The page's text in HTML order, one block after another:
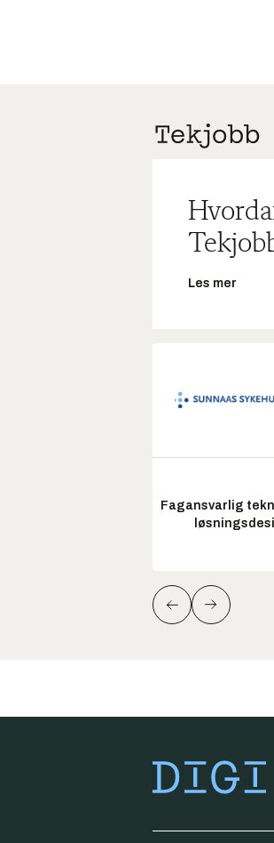
Les mer
Fagansvarlig